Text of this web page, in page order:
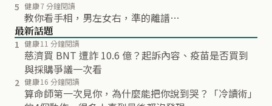
5 健康7 分鐘閱讀
教你看手相，男左女右，準的離譜…
最新話題
1 健康11 分鐘閱讀
慈濟買 BNT 遭詐 10.6 億？起訴內容、疫苗是否買到
與採購爭議一次看
2 健康16 分鐘閱讀
算命師第一次見你，為什麼能把你說到哭？「冷讀術」